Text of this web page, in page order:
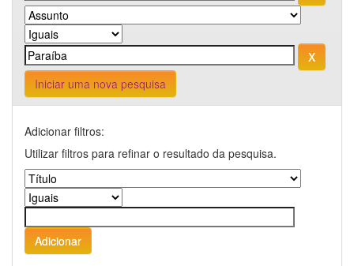
Iniciar uma nova pesquisa
Adicionar filtros:
Utilizar filtros para refinar o resultado da pesquisa.